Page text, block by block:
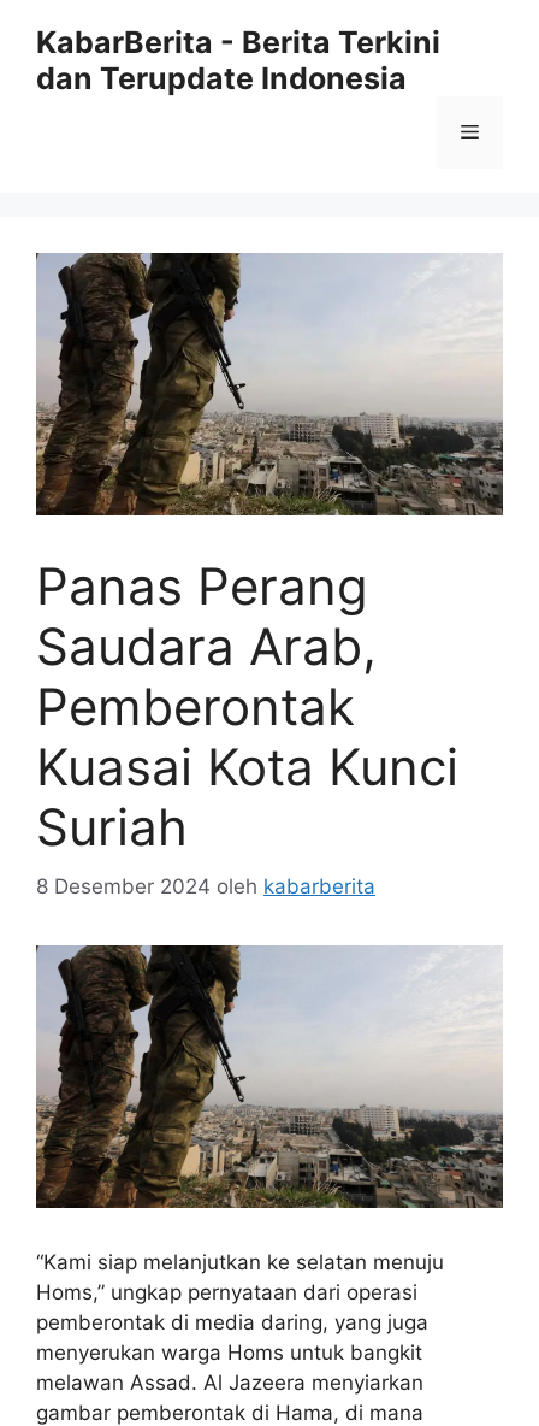
KabarBerita - Berita Terkini
dan Terupdate Indonesia
Menu
Panas Perang
Saudara Arab,
Pemberontak
Kuasai Kota Kunci
Suriah
8 Desember 2024 oleh kabarberita
“Kami siap melanjutkan ke selatan menuju
Homs,” ungkap pernyataan dari operasi
pemberontak di media daring, yang juga
menyerukan warga Homs untuk bangkit
melawan Assad. Al Jazeera menyiarkan
gambar pemberontak di Hama, di mana